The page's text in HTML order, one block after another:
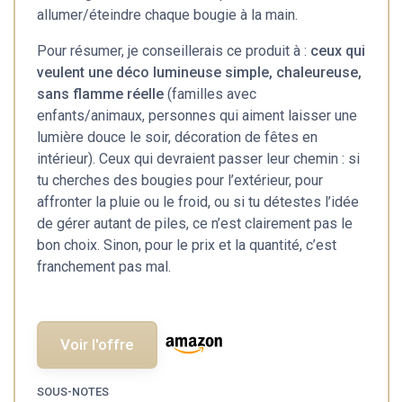
allumer/éteindre chaque bougie à la main.
Pour résumer, je conseillerais ce produit à : ceux qui
veulent une déco lumineuse simple, chaleureuse,
sans flamme réelle (familles avec
enfants/animaux, personnes qui aiment laisser une
lumière douce le soir, décoration de fêtes en
intérieur). Ceux qui devraient passer leur chemin : si
tu cherches des bougies pour l’extérieur, pour
affronter la pluie ou le froid, ou si tu détestes l’idée
de gérer autant de piles, ce n’est clairement pas le
bon choix. Sinon, pour le prix et la quantité, c’est
franchement pas mal.
Voir l'offre
SOUS-NOTES